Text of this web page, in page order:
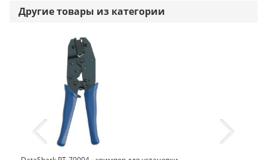
Другие товары из категории